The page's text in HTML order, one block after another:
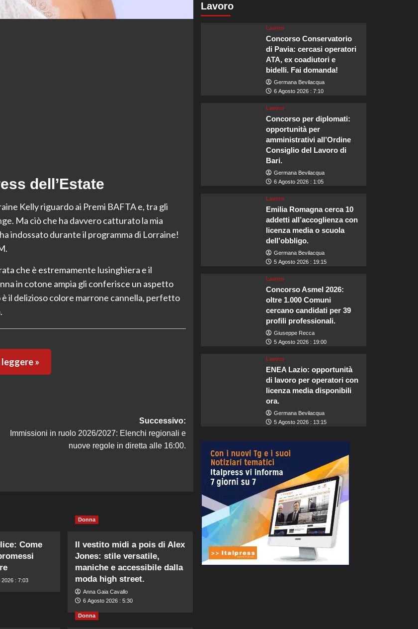
dell’Estate
Kelly riguardo ai Premi BAFTA e, tra gli
Ma ciò che ha davvero catturato la mia
indossato durante il programma di Lorraine!
che è estremamente lusinghiera e il
in cotone ampia gli conferisce un aspetto
il delizioso colore marrone cannella, perfetto
»
Successivo:
Immissioni in ruolo 2026/2027: Elenchi regionali e
nuove regole in diretta alle 16:00.
Come
2026 : 7:03
Donna
Il vestito midi a pois di Alex
Jones: stile versatile,
maniche e accessibile dalla
moda high street.
Anna Gaia Cavallo
6 Agosto 2026 : 5:30
Donna
Lavoro
Lavoro
Concorso Conservatorio
di Pavia: cercasi operatori
ATA, ex coadiutori e
bidelli. Fai domanda!
Germana Bevilacqua
6 Agosto 2026 : 7:10
Lavoro
Concorso per diplomati:
opportunità per
amministrativi all’Ordine
Consiglio del Lavoro di
Bari.
Germana Bevilacqua
6 Agosto 2026 : 1:05
Lavoro
Emilia Romagna cerca 10
addetti all’accoglienza con
licenza media o scuola
dell’obbligo.
Germana Bevilacqua
5 Agosto 2026 : 19:15
Lavoro
Concorso Asmel 2026:
oltre 1.000 Comuni
cercano candidati per 39
profili professionali.
Giuseppe Recca
5 Agosto 2026 : 19:00
Lavoro
ENEA Lazio: opportunità
di lavoro per operatori con
licenza media disponibili
ora.
Germana Bevilacqua
5 Agosto 2026 : 13:15